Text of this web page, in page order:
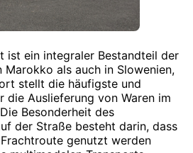
ist ein integraler Bestandteil der
als auch in Slowenien,
stellt die häufigste und
die Auslieferung von Waren im
Besonderheit des
der Straße besteht darin, dass
genutzt werden